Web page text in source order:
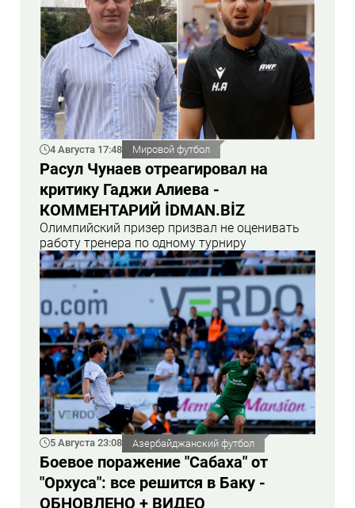
4 Августа 17:48 Мировой футбол
Расул Чунаев отреагировал на
критику Гаджи Алиева -
КОММЕНТАРИЙ İDMAN.BİZ
Олимпийский призер призвал не оценивать
работу тренера по одному турниру
5 Августа 23:08 Азербайджанский футбол
Боевое поражение "Сабаха" от
"Орхуса": все решится в Баку -
ОБНОВЛЕНО + ВИДЕО